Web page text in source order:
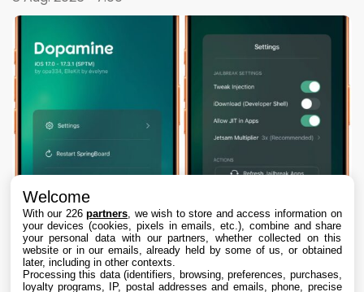
Welcome
With our 226partners , we wish to store and access information on
your devices (cookies, pixels in emails, etc.), combine and share
your personal data with our partners, whether collected on this
website or in our emails, already held by some of us, or obtained
later, including in other contexts.
Processing this data (identifiers, browsing, preferences, purchases,
loyalty programs, IP, postal addresses and emails, phone, precise